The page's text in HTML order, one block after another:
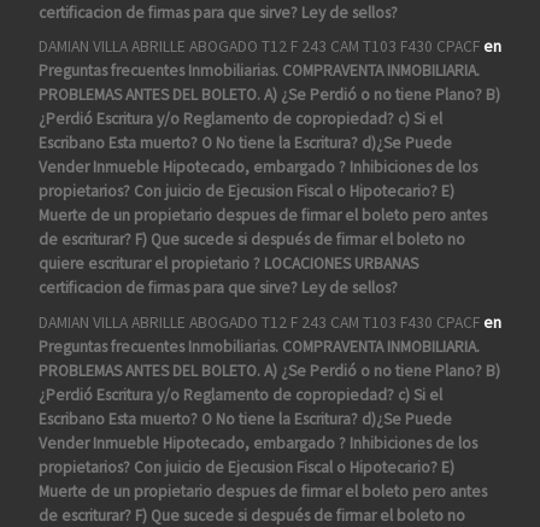
certificacion de firmas para que sirve? Ley de sellos?
DAMIAN VILLA ABRILLE ABOGADO T12 F 243 CAM T103 F430 CPACFen
Preguntas frecuentes Inmobiliarias. COMPRAVENTA INMOBILIARIA.
PROBLEMAS ANTES DEL BOLETO. A) ¿Se Perdió o no tiene Plano? B)
¿Perdió Escritura y/o Reglamento de copropiedad? c) Si el
Escribano Esta muerto? O No tiene la Escritura? d)¿Se Puede
Vender Inmueble Hipotecado, embargado ? Inhibiciones de los
propietarios? Con juicio de Ejecusion Fiscal o Hipotecario? E)
Muerte de un propietario despues de firmar el boleto pero antes
de escriturar? F) Que sucede si después de firmar el boleto no
quiere escriturar el propietario ? LOCACIONES URBANAS
certificacion de firmas para que sirve? Ley de sellos?
DAMIAN VILLA ABRILLE ABOGADO T12 F 243 CAM T103 F430 CPACFen
Preguntas frecuentes Inmobiliarias. COMPRAVENTA INMOBILIARIA.
PROBLEMAS ANTES DEL BOLETO. A) ¿Se Perdió o no tiene Plano? B)
¿Perdió Escritura y/o Reglamento de copropiedad? c) Si el
Escribano Esta muerto? O No tiene la Escritura? d)¿Se Puede
Vender Inmueble Hipotecado, embargado ? Inhibiciones de los
propietarios? Con juicio de Ejecusion Fiscal o Hipotecario? E)
Muerte de un propietario despues de firmar el boleto pero antes
de escriturar? F) Que sucede si después de firmar el boleto no